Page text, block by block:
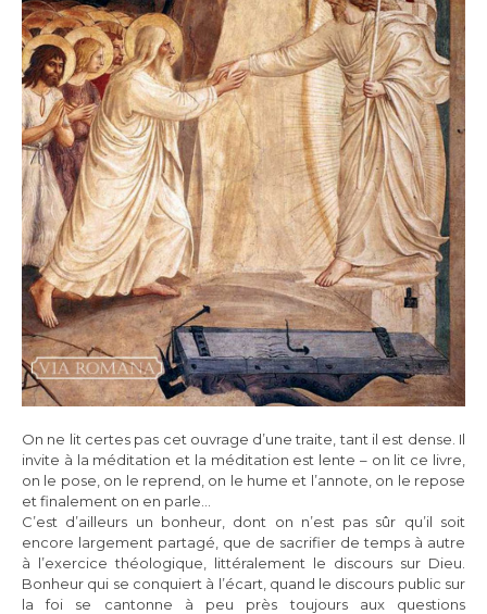
On ne lit certes pas cet ouvrage d’une traite, tant il est dense. Il
invite à la méditation et la méditation est lente – on lit ce livre,
on le pose, on le reprend, on le hume et l’annote, on le repose
et finalement on en parle…
C’est d’ailleurs un bonheur, dont on n’est pas sûr qu’il soit
encore largement partagé, que de sacrifier de temps à autre
à l’exercice théologique, littéralement le discours sur Dieu.
Bonheur qui se conquiert à l’écart, quand le discours public sur
la foi se cantonne à peu près toujours aux questions